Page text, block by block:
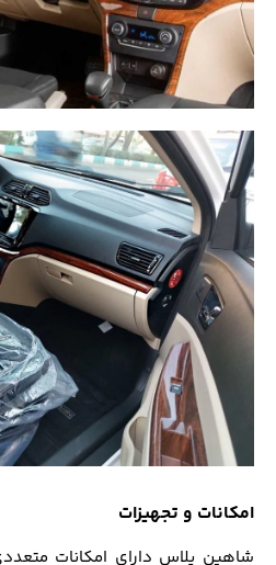
امکانات و تجهیزات
شاهین پلاس دارای امکانات